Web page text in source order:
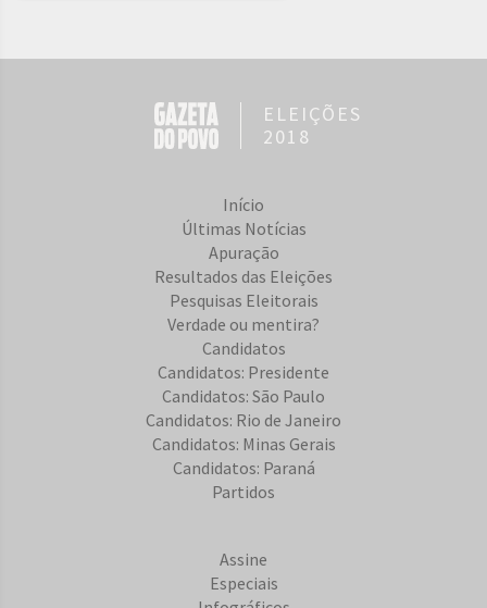
ELEIÇÕES
2018
Início
Últimas Notícias
Apuração
Resultados das Eleições
Pesquisas Eleitorais
Verdade ou mentira?
Candidatos
Candidatos: Presidente
Candidatos: São Paulo
Candidatos: Rio de Janeiro
Candidatos: Minas Gerais
Candidatos: Paraná
Partidos
Assine
Especiais